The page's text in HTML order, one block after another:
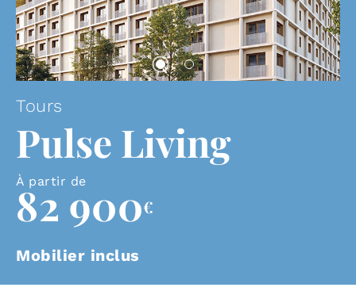
Tours
Pulse Living
À partir de
82 900€
Mobilier inclus